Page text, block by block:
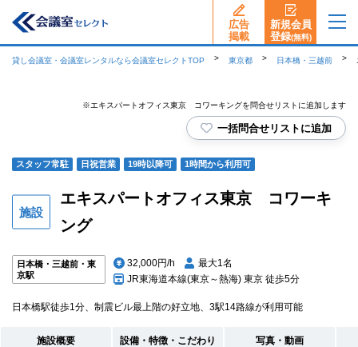
広告
揭載
新規会員
登録(無料)
貸し会議室・会議室レンタルなら会議室セレクトTOP 東京都 日本橋・三越前
※エキスパートオフィス東京 コワーキングを問合せリストに追加します
一括問合せリストに追加
スタッフ常駐 日祝営業 19時以降可 1時間から利用可
エキスパートオフィス東京 コワーキ
ング
日本橋・三越前・東
京駅
32,000円/h
最大1名
JR東海道本線(東京～熱海) 東京 徒歩5分
日本橋駅徒歩1分、制震ビル最上階の好立地、3駅14路線が利用可能
施設概要 設備・特徴・こだわり 写真・動画